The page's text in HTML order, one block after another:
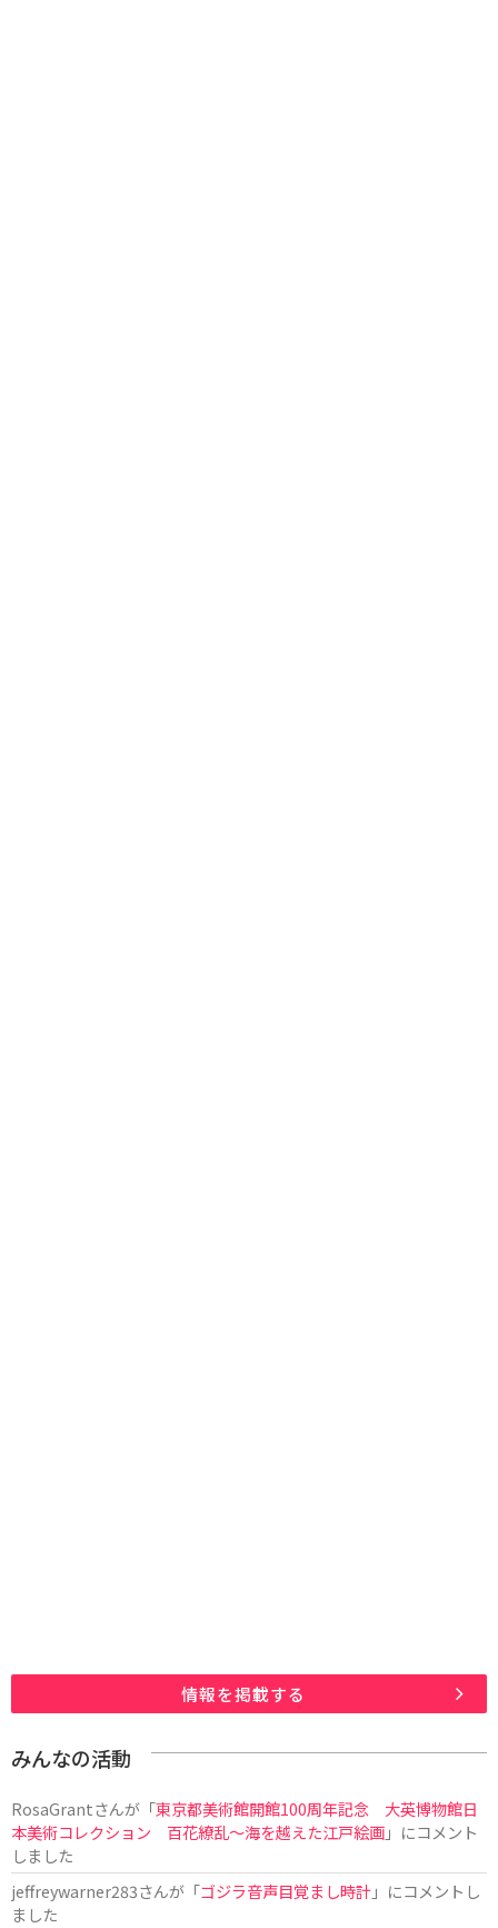
情報を掲載する
みんなの活動
RosaGrantさんが「東京都美術館開館100周年記念 大英博物館日
本美術コレクション 百花繚乱～海を越えた江戸絵画」にコメント
しました
jeffreywarner283さんが「ゴジラ音声目覚まし時計」にコメントし
ました